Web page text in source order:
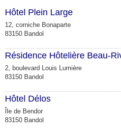
Hôtel Plein Large
12, corniche Bonaparte
83150 Bandol
Résidence Hôtelière Beau-
2, boulevard Louis Lumière
83150 Bandol
Hôtel Délos
Île de Bendor
83150 Bandol